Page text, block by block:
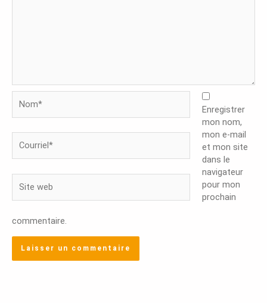
web
Enregistrer
mon nom,
mon e-mail
et mon site
dans le
navigateur
pour mon
prochain
commentaire.